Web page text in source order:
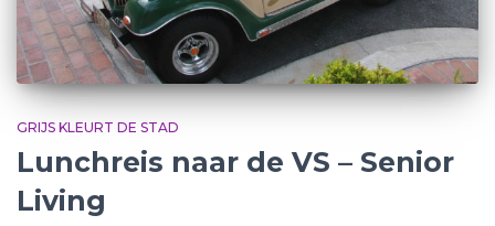
GRIJS KLEURT DE STAD
Lunchreis naar de VS – Senior
Living